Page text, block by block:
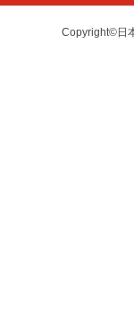
Copyright©日